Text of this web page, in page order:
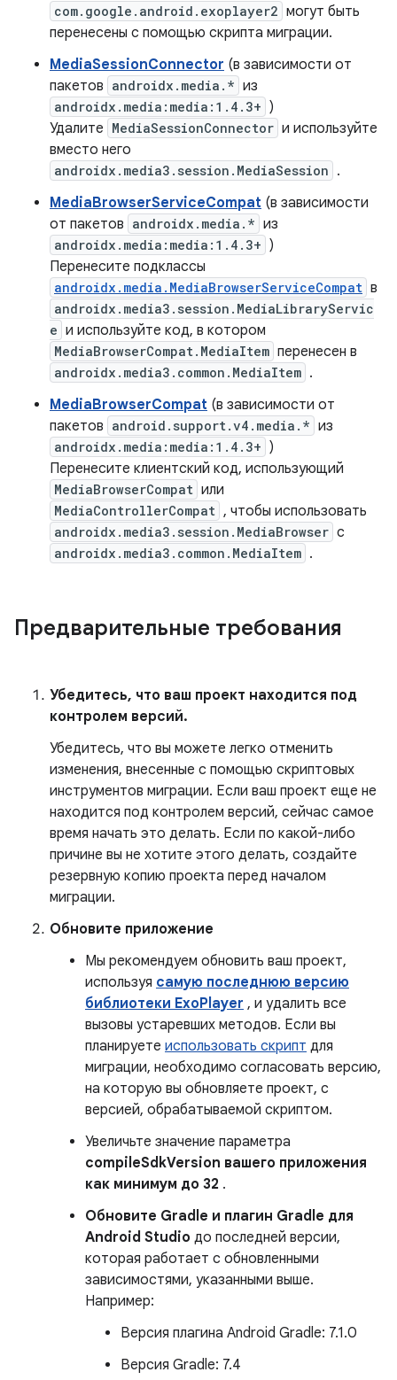
com.google.android.exoplayer2 могут быть
перенесены с помощью скрипта миграции.
MediaSessionConnector (в зависимости от
пакетов androidx.media.* из
androidx.media:media:1.4.3+ )
Удалите MediaSessionConnector и используйте
вместо него
androidx.media3.session.MediaSession .
MediaBrowserServiceCompat (в зависимости
от пакетов androidx.media.* из
androidx.media:media:1.4.3+ )
Перенесите подклассы
androidx.media.MediaBrowserServiceCompat в
androidx.media3.session.MediaLibraryServic
e и используйте код, в котором
MediaBrowserCompat.MediaItem перенесен в
androidx.media3.common.MediaItem .
MediaBrowserCompat (в зависимости от
пакетов android.support.v4.media.* из
androidx.media:media:1.4.3+ )
Перенесите клиентский код, использующий
MediaBrowserCompat или
MediaControllerCompat , чтобы использовать
androidx.media3.session.MediaBrowser с
androidx.media3.common.MediaItem .
Предварительные требования
Убедитесь, что ваш проект находится под
контролем версий.
Убедитесь, что вы можете легко отменить
изменения, внесенные с помощью скриптовых
инструментов миграции. Если ваш проект еще не
находится под контролем версий, сейчас самое
время начать это делать. Если по какой-либо
причине вы не хотите этого делать, создайте
резервную копию проекта перед началом
миграции.
Обновите приложение
Мы рекомендуем обновить ваш проект,
используя самую последнюю версию
библиотеки ExoPlayer , и удалить все
вызовы устаревших методов. Если вы
планируете использовать скрипт для
миграции, необходимо согласовать версию,
на которую вы обновляете проект, с
версией, обрабатываемой скриптом.
Увеличьте значение параметра
compileSdkVersion вашего приложения
как минимум до 32 .
Обновите Gradle и плагин Gradle для
Android Studio до последней версии,
которая работает с обновленными
зависимостями, указанными выше.
Например:
Версия плагина Android Gradle: 7.1.0
Версия Gradle: 7.4